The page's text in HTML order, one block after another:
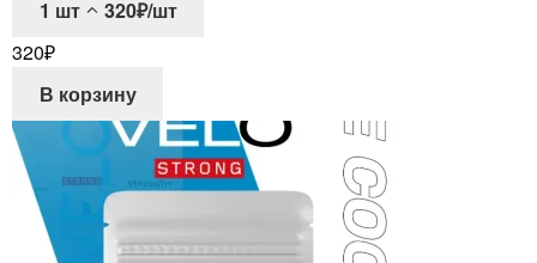
1 шт
320₽/шт
320₽
В корзину